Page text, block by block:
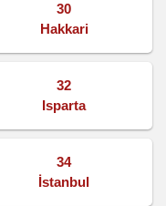
30
Hakkari
32
Isparta
34
İstanbul